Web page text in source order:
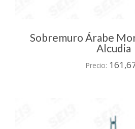
Sobremuro Árabe
Alcudia
Precio: